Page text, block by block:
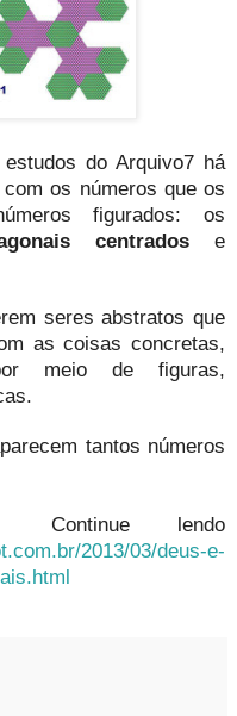
do Arquivo7 há
os números que os
figurados: os
centrados e
seres abstratos que
as coisas concretas,
meio de figuras,
tantos números
lendo
2013/03/deus-e-